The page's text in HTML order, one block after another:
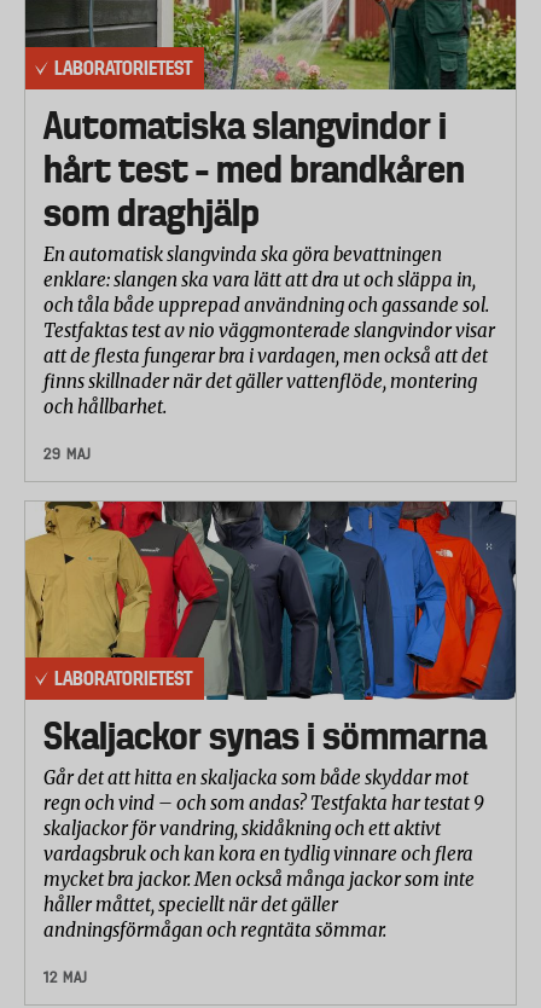
LABORATORIETEST
Automatiska slangvindor i
hårt test – med brandkåren
som draghjälp
En automatisk slangvinda ska göra bevattningen
enklare: slangen ska vara lätt att dra ut och släppa in,
och tåla både upprepad användning och gassande sol.
Testfaktas test av nio väggmonterade slangvindor visar
att de flesta fungerar bra i vardagen, men också att det
finns skillnader när det gäller vattenflöde, montering
och hållbarhet.
29 MAJ
LABORATORIETEST
Skaljackor synas i sömmarna
Går det att hitta en skaljacka som både skyddar mot
regn och vind – och som andas? Testfakta har testat 9
skaljackor för vandring, skidåkning och ett aktivt
vardagsbruk och kan kora en tydlig vinnare och flera
mycket bra jackor. Men också många jackor som inte
håller måttet, speciellt när det gäller
andningsförmågan och regntäta sömmar.
12 MAJ